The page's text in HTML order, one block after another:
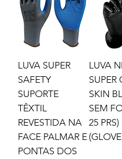
LUVA SUPER
SAFETY
SUPORTE
TÊXTIL
REVESTIDA NA
FACE PALMAR E
PONTAS DOS
LUVA
SUPER
SKIN
SEM
25 PRS)